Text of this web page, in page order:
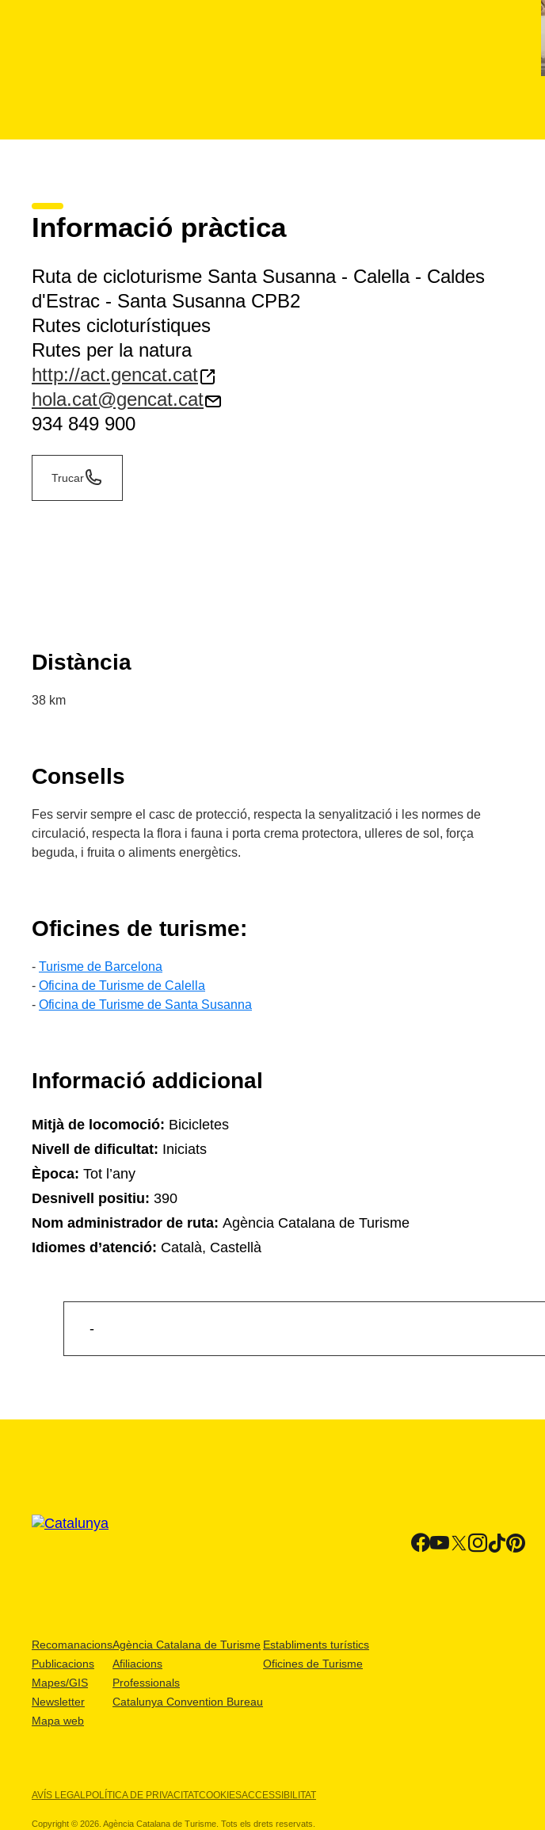
Informació pràctica
Ruta de cicloturisme Santa Susanna - Calella - Caldes
d'Estrac - Santa Susanna CPB2
Rutes cicloturístiques
Rutes per la natura
http://act.gencat.cat
hola.cat@gencat.cat
934 849 900
Trucar
Distància
38 km
Consells
Fes servir sempre el casc de protecció, respecta la senyalització i les normes de
circulació, respecta la flora i fauna i porta crema protectora, ulleres de sol, força
beguda, i fruita o aliments energètics.
Oficines de turisme:
- Turisme de Barcelona
- Oficina de Turisme de Calella
- Oficina de Turisme de Santa Susanna
Informació addicional
Mitjà de locomoció: Bicicletes
Nivell de dificultat: Iniciats
Època: Tot l’any
Desnivell positiu: 390
Nom administrador de ruta: Agència Catalana de Turisme
Idiomes d’atenció: Català, Castellà
-
Recomanacions
Publicacions
Mapes/GIS
Newsletter
Mapa web
Agència Catalana de Turisme
Afiliacions
Professionals
Catalunya Convention Bureau
Establiments turístics
Oficines de Turisme
AVÍS LEGALPOLÍTICA DE PRIVACITATCOOKIESACCESSIBILITAT
Copyright © 2026. Agència Catalana de Turisme. Tots els drets reservats.